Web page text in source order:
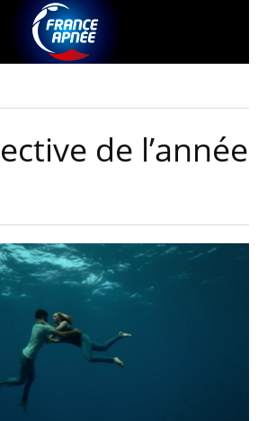
de l’année